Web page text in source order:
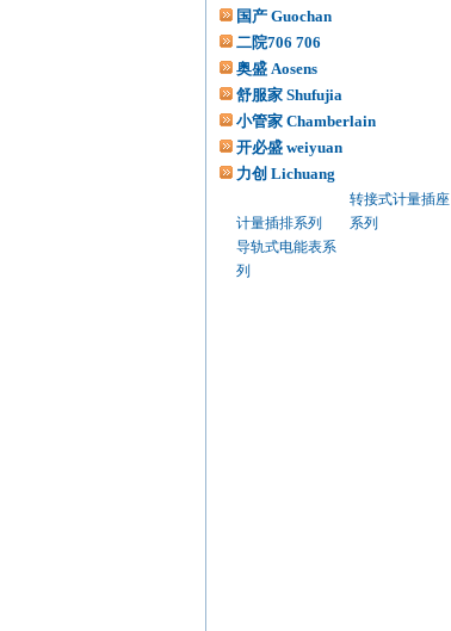
国产 Guochan
二院706 706
奥盛 Aosens
舒服家 Shufujia
小管家 Chamberlain
开必盛 weiyuan
力创 Lichuang
计量插排系列
转接式计量插座
系列
导轨式电能表系
列